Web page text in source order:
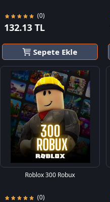
(0)
132.13 TL
Sepete Ekle
Roblox 300 Robux
(0)